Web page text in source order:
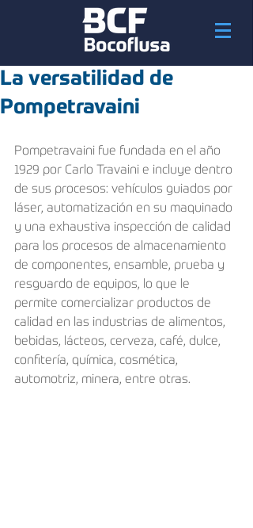
La versatilidad de
Pompetravaini
Pompetravaini fue fundada en el año
1929 por Carlo Travaini e incluye dentro
de sus procesos: vehículos guiados por
láser, automatización en su maquinado
y una exhaustiva inspección de calidad
para los procesos de almacenamiento
de componentes, ensamble, prueba y
resguardo de equipos, lo que le
permite comercializar productos de
calidad en las industrias de alimentos,
bebidas, lácteos, cerveza, café, dulce,
confitería, química, cosmética,
automotriz, minera, entre otras.